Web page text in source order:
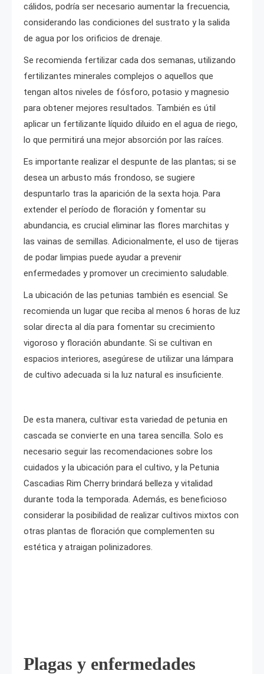
cálidos, podría ser necesario aumentar la frecuencia,
considerando las condiciones del sustrato y la salida
de agua por los orificios de drenaje.
Se recomienda fertilizar cada dos semanas, utilizando
fertilizantes minerales complejos o aquellos que
tengan altos niveles de fósforo, potasio y magnesio
para obtener mejores resultados. También es útil
aplicar un fertilizante líquido diluido en el agua de riego,
lo que permitirá una mejor absorción por las raíces.
Es importante realizar el despunte de las plantas; si se
desea un arbusto más frondoso, se sugiere
despuntarlo tras la aparición de la sexta hoja. Para
extender el período de floración y fomentar su
abundancia, es crucial eliminar las flores marchitas y
las vainas de semillas. Adicionalmente, el uso de tijeras
de podar limpias puede ayudar a prevenir
enfermedades y promover un crecimiento saludable.
La ubicación de las petunias también es esencial. Se
recomienda un lugar que reciba al menos 6 horas de luz
solar directa al día para fomentar su crecimiento
vigoroso y floración abundante. Si se cultivan en
espacios interiores, asegúrese de utilizar una lámpara
de cultivo adecuada si la luz natural es insuficiente.
De esta manera, cultivar esta variedad de petunia en
cascada se convierte en una tarea sencilla. Solo es
necesario seguir las recomendaciones sobre los
cuidados y la ubicación para el cultivo, y la Petunia
Cascadias Rim Cherry brindará belleza y vitalidad
durante toda la temporada. Además, es beneficioso
considerar la posibilidad de realizar cultivos mixtos con
otras plantas de floración que complementen su
estética y atraigan polinizadores.
Plagas y enfermedades